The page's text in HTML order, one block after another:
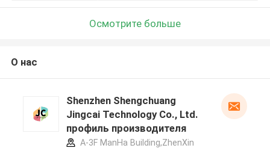
Осмотрите больше
О нас
Shenzhen Shengchuang
Jingcai Technology Co., Ltd.
профиль производителя
A-3F ManHa Building,ZhenXin